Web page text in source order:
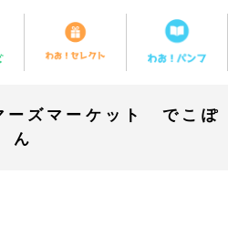
ーズマーケット でこぽ
ん